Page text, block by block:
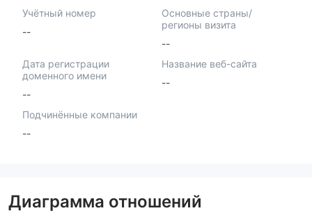
Учётный номер
--
Основные страны/
регионы визита
--
Дата регистрации
доменного имени
--
Название веб-сайта
--
Подчинённые компании
--
Диаграмма отношений